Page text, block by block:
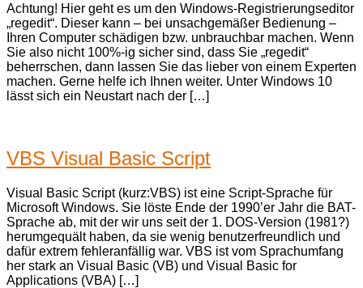
Achtung! Hier geht es um den Windows-Registrierungseditor
„regedit“. Dieser kann – bei unsachgemäßer Bedienung –
Ihren Computer schädigen bzw. unbrauchbar machen. Wenn
Sie also nicht 100%-ig sicher sind, dass Sie „regedit“
beherrschen, dann lassen Sie das lieber von einem Experten
machen. Gerne helfe ich Ihnen weiter. Unter Windows 10
lässt sich ein Neustart nach der […]
VBS Visual Basic Script
Visual Basic Script (kurz:VBS) ist eine Script-Sprache für
Microsoft Windows. Sie löste Ende der 1990’er Jahr die BAT-
Sprache ab, mit der wir uns seit der 1. DOS-Version (1981?)
herumgequält haben, da sie wenig benutzerfreundlich und
dafür extrem fehleranfällig war. VBS ist vom Sprachumfang
her stark an Visual Basic (VB) und Visual Basic for
Applications (VBA) […]